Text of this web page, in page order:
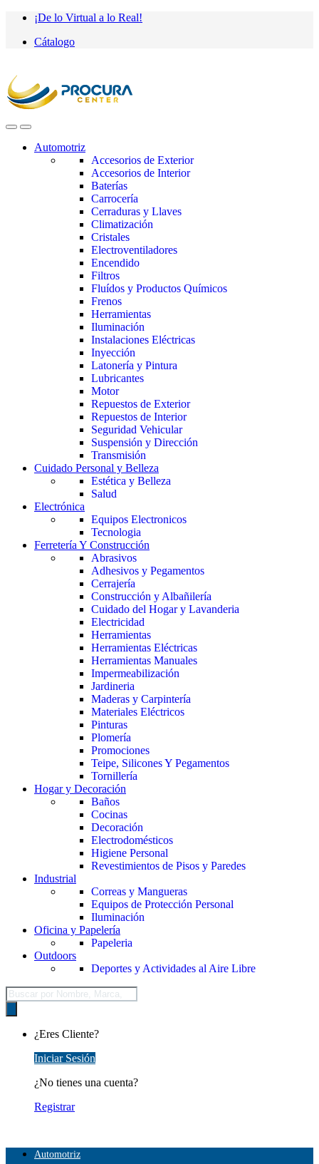
Saltar
navegación
saltar
contenido
¡De lo Virtual a lo Real!
Cátalogo
Automotriz
Accesorios de Exterior
Accesorios de Interior
Baterías
Carrocería
Cerraduras y Llaves
Climatización
Cristales
Electroventiladores
Encendido
Filtros
Fluídos y Productos Químicos
Frenos
Herramientas
Iluminación
Instalaciones Eléctricas
Inyección
Latonería y Pintura
Lubricantes
Motor
Repuestos de Exterior
Repuestos de Interior
Seguridad Vehicular
Suspensión y Dirección
Transmisión
Cuidado Personal y Belleza
Estética y Belleza
Salud
Electrónica
Equipos Electronicos
Tecnologia
Ferretería Y Construcción
Abrasivos
Adhesivos y Pegamentos
Cerrajería
Construcción y Albañilería
Cuidado del Hogar y Lavanderia
Electricidad
Herramientas
Herramientas Eléctricas
Herramientas Manuales
Impermeabilización
Jardineria
Maderas y Carpintería
Materiales Eléctricos
Pinturas
Plomería
Promociones
Teipe, Silicones Y Pegamentos
Tornillería
Hogar y Decoración
Baños
Cocinas
Decoración
Electrodomésticos
Higiene Personal
Revestimientos de Pisos y Paredes
Industrial
Correas y Mangueras
Equipos de Protección Personal
Iluminación
Oficina y Papelería
Papeleria
Outdoors
Deportes y Actividades al Aire Libre
Búsqueda
de
productos
¿Eres Cliente?
Iniciar Sesión
¿No tienes una cuenta?
Registrar
Automotriz